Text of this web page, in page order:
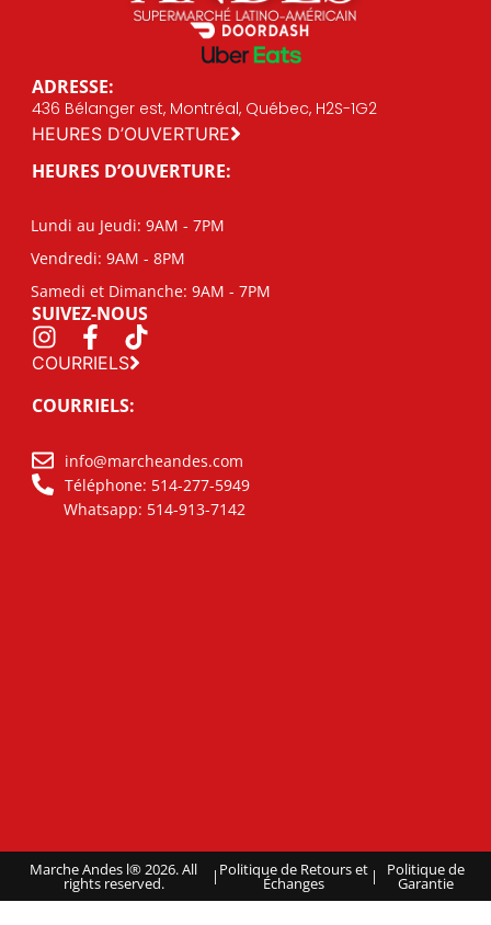
ADRESSE:
436 Bélanger est, Montréal, Québec, H2S-1G2
HEURES D’OUVERTURE
HEURES D’OUVERTURE:
Lundi au Jeudi: 9AM - 7PM
Vendredi: 9AM - 8PM
Samedi et Dimanche: 9AM - 7PM
SUIVEZ-NOUS
COURRIELS
COURRIELS:
info@marcheandes.com
Téléphone: 514-277-5949
Whatsapp: 514-913-7142
Marche Andes l® 2026. All
rights reserved. | Politique de Retours et
Échanges | Politique de
Garantie